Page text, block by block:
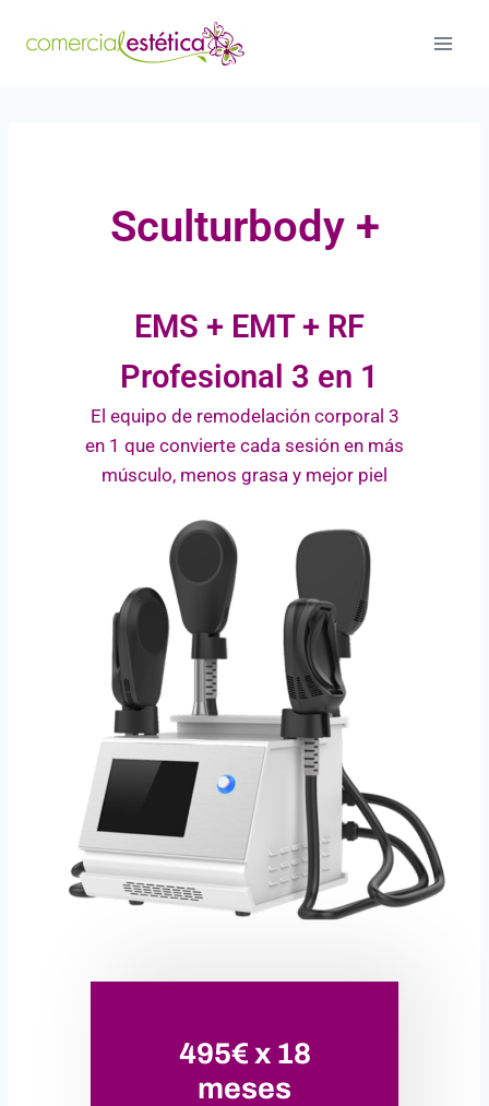
Sculturbody +
EMS + EMT + RF
Profesional 3 en 1
El equipo de remodelación corporal 3
en 1 que convierte cada sesión en más
músculo, menos grasa y mejor piel
495€ x 18
meses